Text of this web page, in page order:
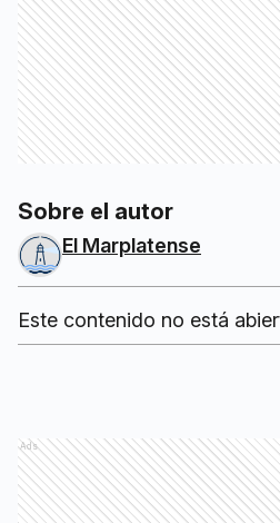
Sobre el autor
El Marplatense
Este contenido no está
Ads